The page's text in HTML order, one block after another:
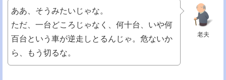
ああ、そうみたいじゃな。
ただ、一台どころじゃなく、何十台、いや何
百台という車が逆走しとるんじゃ。危ないか
ら、もう切るな。
老夫